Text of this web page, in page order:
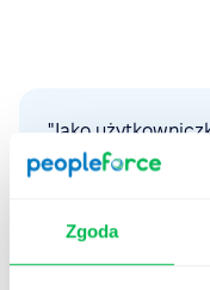
Zgoda
"Jako
pełnym
najbardziej
scentralizowania